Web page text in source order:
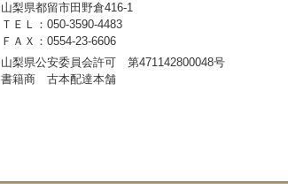
山梨県都留市田野倉416-1
ＴＥＬ：050-3590-4483
ＦＡＸ：0554-23-6606
山梨県公安委員会許可 第471142800048号
書籍商 古本配達本舗